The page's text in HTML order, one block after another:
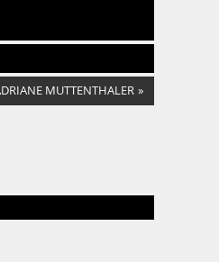
MUTTENTHALER »